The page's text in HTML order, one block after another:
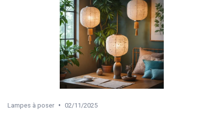
Lampes à poser • 02/11/2025